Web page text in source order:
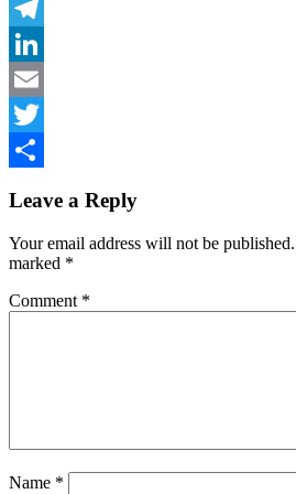
Facebook
Telegram
LinkedIn
Email
Twitter
Leave a Reply
Your email address will not be published.
marked *
Comment *
Name *